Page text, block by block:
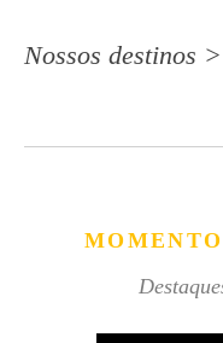
Nossos destinos >